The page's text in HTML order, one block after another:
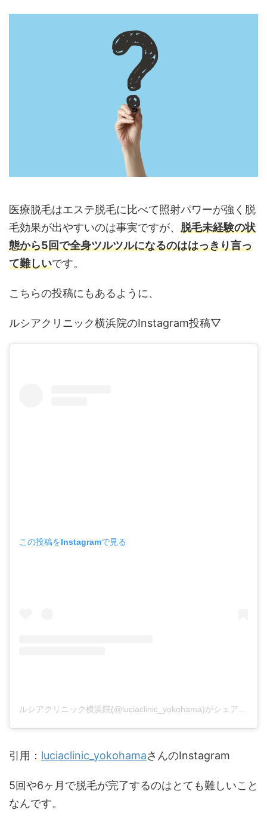
医療脱毛はエステ脱毛に比べて照射パワーが強く脱
毛効果が出やすいのは事実ですが、 脱毛未経験の状
態から5回で全身ツルツルになるのははっきり言っ
て難しいです。
こちらの投稿にもあるように、
ルシアクリニック横浜院のInstagram投稿▽
この投稿をInstagramで見る
引用： luciaclinic_yokohamaさんのInstagram
5回や6ヶ月で脱毛が完了するのはとても難しいこと
なんです。